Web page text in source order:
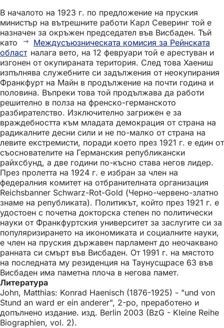
В началото на 1923 г. по предложение на пруския
министър на вътрешните работи Карл Северинг той е
назначен за окръжен председател във Висбаден. Тъй
като
Междусъюзническата комисия за Рейнската
област налага вето, на 12 февруари той е арестуван и
изгонен от окупираната територия. След това Хаениш
изпълнява служебните си задължения от неокупирания
Франкфурт на Майн в продължение на почти година и
половина. Въпреки това той продължава да работи
решително в полза на френско-германското
разбирателство. Изключително загрижен е за
враждебността към младата демокрация от страна на
радикалните десни сили и не по-малко от страна на
левите екстремисти, поради което през 1921 г. е един от
съоснователите на Германския републикански
райхсбунд, а две години по-късно става негов лидер.
През пролетта на 1924 г. е избран за член на
федералния комитет на отбранителната организация
Reichsbanner Schwarz-Rot-Gold (Черно-червено-златно
знаме на републиката). Политикът, който през 1921 г. е
удостоен с почетна докторска степен по политически
науки от Франкфуртския университет за заслугите си за
популяризирането на икономиката и социалните науки,
е член на пруския държавен парламент до неочаквано
ранната си смърт във Висбаден. От 1991 г. на мястото
на последната му резиденция на Таунусщрасе 63 във
Висбаден има паметна плоча в негова памет.
Литература
John, Matthias: Konrad Haenisch (1876-1925) - "und von
Stund an ward er ein anderer", 2-ро, преработено и
допълнено издание. изд. Berlin 2003 (BzG - Kleine Reihe
Biographien, vol. 2).